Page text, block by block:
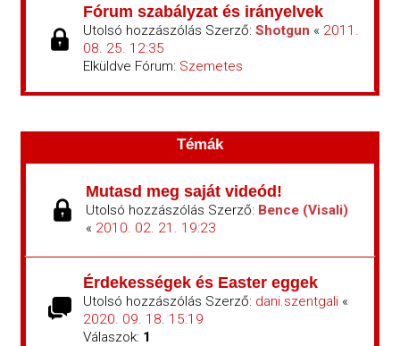
Fórum szabályzat és irányelvek
Utolsó hozzászólás Szerző: Shotgun « 2011.
08. 25. 12:35
Elküldve Fórum: Szemetes
Témák
Mutasd meg saját videód!
Utolsó hozzászólás Szerző: Bence (Visali)
« 2010. 02. 21. 19:23
Érdekességek és Easter eggek
Utolsó hozzászólás Szerző: dani.szentgali«
2020. 09. 18. 15:19
Válaszok: 1